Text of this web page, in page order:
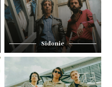
Sidonie